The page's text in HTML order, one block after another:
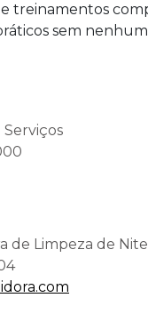
treinamentos
sem nenhum
Serviços
de Limpeza de